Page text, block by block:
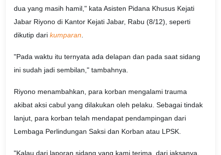
dua yang masih hamil," kata Asisten Pidana Khusus Kejati
Jabar Riyono di Kantor Kejati Jabar, Rabu (8/12), seperti
dikutip dari kumparan.
"Pada waktu itu ternyata ada delapan dan pada saat sidang
ini sudah jadi sembilan," tambahnya.
Riyono menambahkan, para korban mengalami trauma
akibat aksi cabul yang dilakukan oleh pelaku. Sebagai tindak
lanjut, para korban telah mendapat pendampingan dari
Lembaga Perlindungan Saksi dan Korban atau LPSK.
"Kalau dari laporan sidang yang kami terima, dari jaksanya,